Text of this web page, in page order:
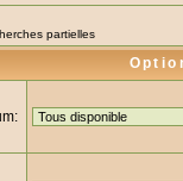
partielles